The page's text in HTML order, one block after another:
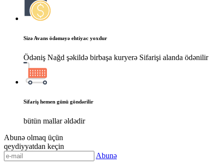
Sizə Avans ödəməyə ehtiyac yoxdur
Ödəniş Nağd şəkildə birbaşa kuryerə Sifarişi alanda ödənilir
Sifariş hemen günü göndərilir
bütün mallar əldədir
Abunə olmaq üçün
qeydiyyatdan keçin
Abunə